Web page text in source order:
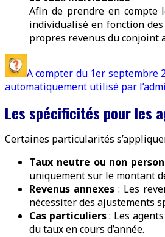
Afin de prendre en compte
individualisé en fonction
propres revenus du conjoint
A compter du 1er septembre
automatiquement utilisé par
Les spécificités pour les
Certaines particularités
Taux neutre ou non
uniquement sur le montant
Revenus annexes: Les
nécessiter des ajustements
Cas particuliers: Les
du taux en cours d’année.